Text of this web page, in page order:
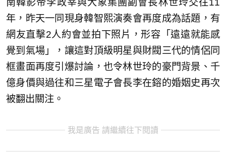
南韓影帝李政宰與大象集團副會長林世玲交往11
年，昨天一同現身韓智熙演奏會再度成為話題，有
網友直擊2人約會並拍下照片，形容「遠遠就能感
覺到氣場」，讓這對頂級明星與財閥三代的情侶同
框畫面再度引爆討論，也令林世玲的豪門背景、千
億身價與過往和三星電子會長李在鎔的婚姻史再次
被翻出關注。
我是廣告 請繼續往下閱讀